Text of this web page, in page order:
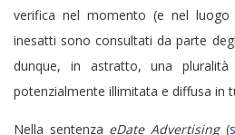
verifica nel momento (e nel
inesatti sono consultati da parte
dunque, in astratto, una
potenzialmente illimitata e diffusa in
Nella sentenza eDate Advertising (